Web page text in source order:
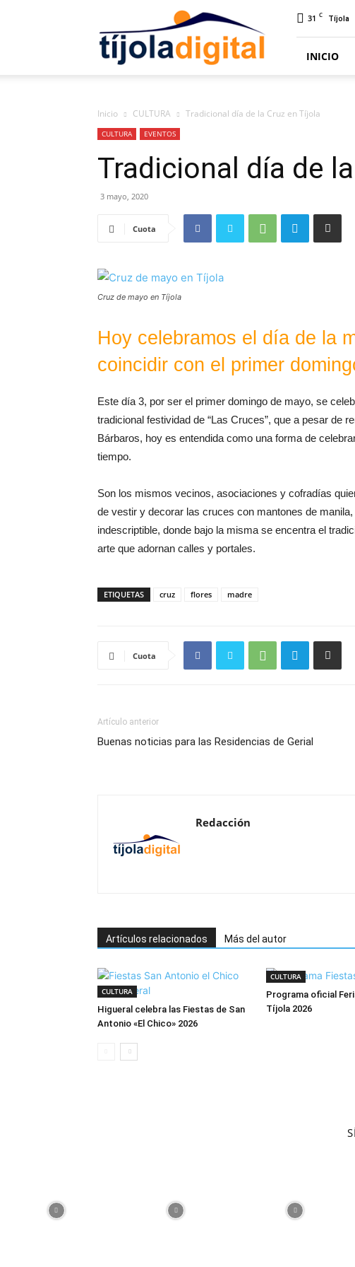
31 C Tíjola
INICIO
Inicio CULTURA Tradicional día de la Cruz en Tíjola
CULTURA EVENTOS
Tradicional día de
3 mayo, 2020
Cuota
Cruz de mayo en Tíjola
Hoy celebramos el día de la
coincidir con el primer
Este día 3, por ser el primer domingo de mayo, se
tradicional festividad de “Las Cruces”, que a pesar de
Bárbaros, hoy es entendida como una forma de
tiempo.
Son los mismos vecinos, asociaciones y cofradías
de vestir y decorar las cruces con mantones de
indescriptible, donde bajo la misma se encentra el
arte que adornan calles y portales.
ETIQUETAS cruz flores madre
Cuota
Artículo anterior
Buenas noticias para las Residencias de Gerial
Redacción
Artículos relacionados Más del autor
CULTURA
Higueral celebra las Fiestas de San
Antonio «El Chico» 2026
CULTURA
Programa oficial
Tíjola 2026